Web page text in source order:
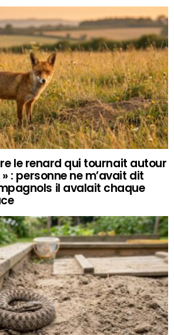
le renard qui tournait autour
: personne ne m’avait dit
il avalait chaque